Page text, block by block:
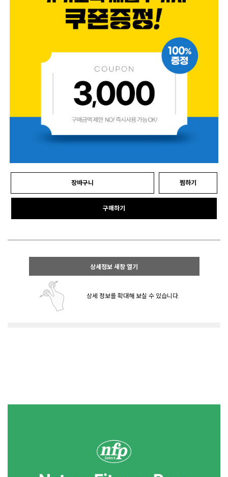
장바구니 찜하기
구매하기
상세정보 새창 열기
상세 정보를 확대해 보실 수 있습니다.